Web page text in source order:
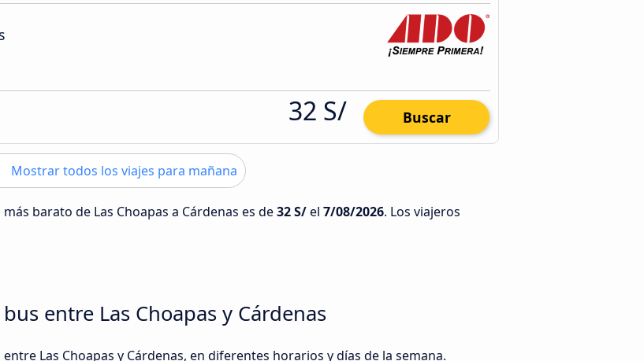
32 S/ Buscar
Mostrar todos los viajes para mañana
barato de Las Choapas a Cárdenas es de32 S/el 7/08/2026. Los viajeros
entre Las Choapas y Cárdenas
Las Choapas y Cárdenas, en diferentes horarios y días de la semana.